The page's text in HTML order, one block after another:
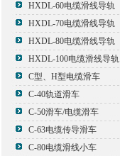
HXDL-60电缆滑线导轨
HXDL-70电缆滑线导轨
HXDL-80电缆滑线导轨
HXDL-100电缆滑线导轨
C型、H型电缆滑车
C-40轨道滑车
C-50滑车/电缆滑车
C-63电缆传导滑车
C-80电缆滑线小车